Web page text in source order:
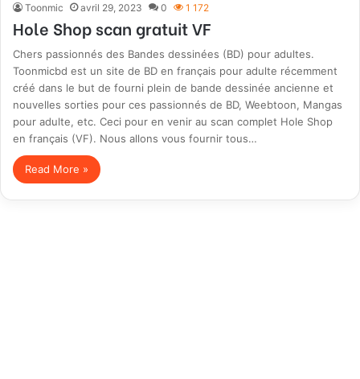
Toonmic avril 29, 2023 0 1 172
Hole Shop scan gratuit VF
Chers passionnés des Bandes dessinées (BD) pour adultes.
Toonmicbd est un site de BD en français pour adulte récemment
créé dans le but de fourni plein de bande dessinée ancienne et
nouvelles sorties pour ces passionnés de BD, Weebtoon, Mangas
pour adulte, etc. Ceci pour en venir au scan complet Hole Shop
en français (VF). Nous allons vous fournir tous…
Read More »